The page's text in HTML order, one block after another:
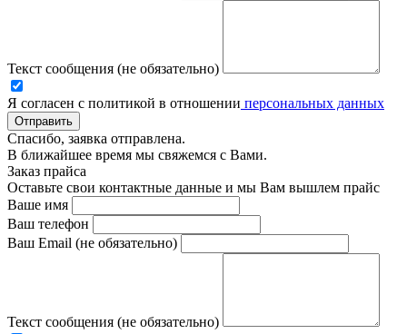
Текст сообщения (не обязательно)
Я согласен с политикой в отношении персональных данных
Отправить
Спасибо, заявка отправлена.
В ближайшее время мы свяжемся с Вами.
Заказ прайса
Оставьте свои контактные данные и мы Вам вышлем прайс
Ваше имя
Ваш телефон
Ваш Email (не обязательно)
Текст сообщения (не обязательно)